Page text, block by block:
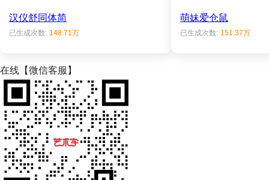
汉仪舒同体简
已生成次数: 148.71万
萌妹爱仓鼠
已生成次数: 151.37万
在线【微信客服】